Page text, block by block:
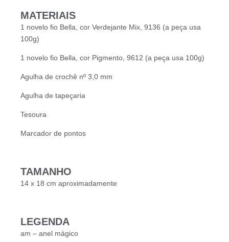
MATERIAIS
1 novelo fio Bella, cor Verdejante Mix, 9136 (a peça usa
100g)
1 novelo fio Bella, cor Pigmento, 9612 (a peça usa 100g)
Agulha de crochê nº 3,0 mm
Agulha de tapeçaria
Tesoura
Marcador de pontos
TAMANHO
14 x 18 cm aproximadamente
LEGENDA
am – anel mágico